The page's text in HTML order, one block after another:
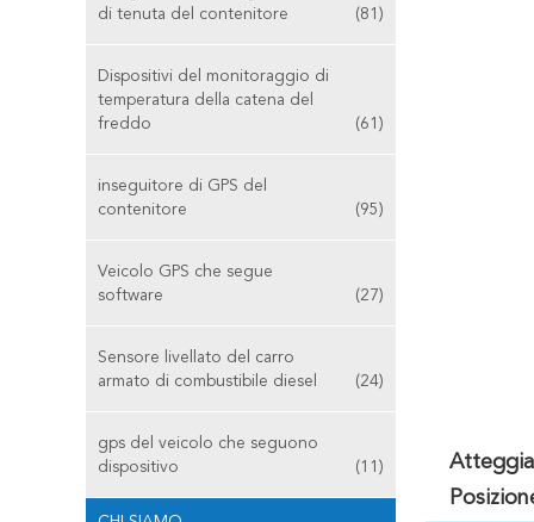
di tenuta del contenitore
(81)
Dispositivi del monitoraggio di
temperatura della catena del
freddo
(61)
inseguitore di GPS del
contenitore
(95)
Veicolo GPS che segue
software
(27)
Sensore livellato del carro
armato di combustibile diesel
(24)
gps del veicolo che seguono
dispositivo
(11)